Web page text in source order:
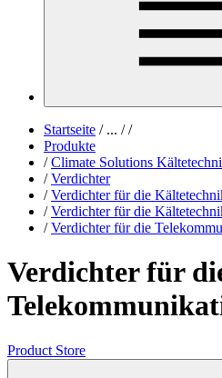
Startseite /... / /
Produkte
/ Climate Solutions
/ Verdichter
/ Verdichter für die
/ Verdichter für die
/ Verdichter für die
Verdichter für
Product Store